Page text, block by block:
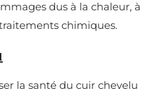
dus à la chaleur, à
chimiques.
la santé du cuir chevelu